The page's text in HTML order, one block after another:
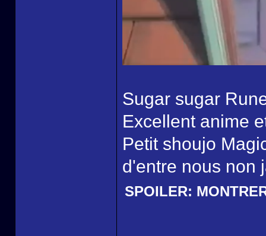
Sugar sugar
Excellent anime
Petit shoujo
d'entre nous non
SPOILER: